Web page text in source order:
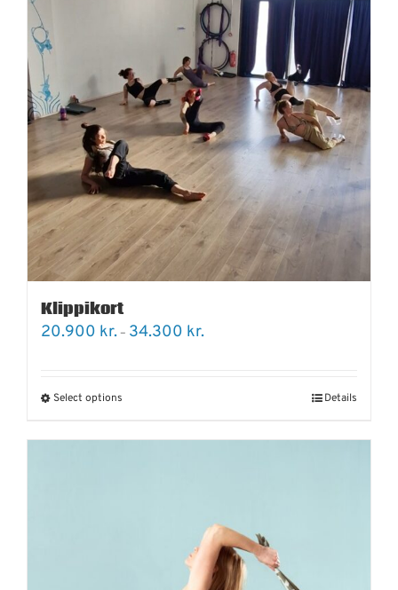
Klippikort
20.900 kr.– 34.300 kr.
Select options Details